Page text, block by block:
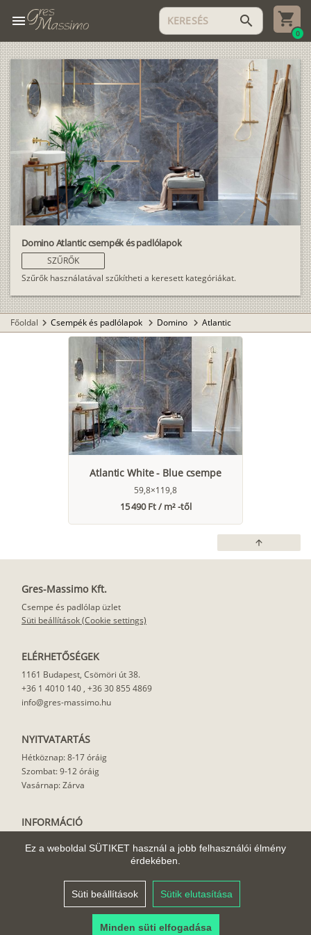
Ez a weboldal SÜTIKET használ a jobb felhasználói élmény
érdekében.
Süti beállítások Sütik elutasítása
Minden süti elfogadása
menu search
0
Domino Atlantic csempék és padlólapok
SZŰRŐK
Szűrők használatával szűkítheti a keresett kategóriákat.
Főoldal chevron_right Csempék és padlólapok chevron_right Domino chevron_right Atlantic
Atlantic White - Blue csempe
59,8×119,8
15 490 Ft / m² -től
arrow_upward
Gres-Massimo Kft.
Csempe és padlólap üzlet
Süti beállítások (Cookie settings)
ELÉRHETŐSÉGEK
1161 Budapest, Csömöri út 38.
+36 1 4010 140 , +36 30 855 4869
info@gres-massimo.hu
NYITVATARTÁS
Hétköznap: 8-17 óráig
Szombat: 9-12 óráig
Vasárnap: Zárva
INFORMÁCIÓ
Felhasználási javaslat